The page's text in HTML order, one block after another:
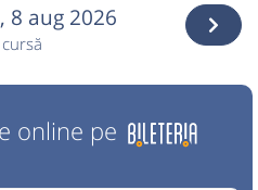
8 aug 2026
online pe